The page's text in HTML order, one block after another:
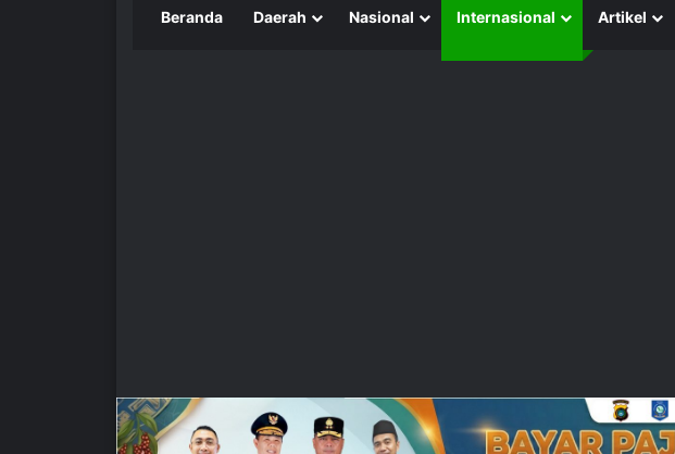
Beranda Daerah Nasional Internasional Artikel